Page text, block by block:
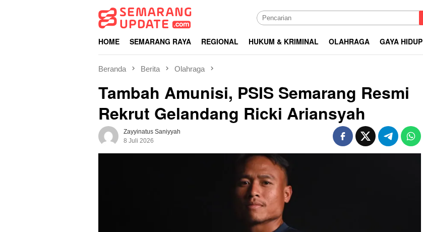
HOME SEMARANG RAYA REGIONAL HUKUM & KRIMINAL OLAHRAGA GAYA HIDUP
Beranda Berita Olahraga
Tambah Amunisi, PSIS Semarang Resmi
Rekrut Gelandang Ricki Ariansyah
Zayyinatus Saniyyah
8 Juli 2026